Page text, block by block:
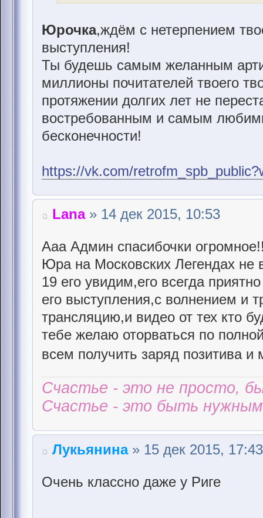
Юрочка,ждём с нетерпением
выступления!
Ты будешь самым желанным
миллионы почитателей твоего
протяжении долгих лет не
востребованным и самым
бесконечности!
https://vk.com/
Lana» 14 дек 2015, 10:53
Ааа Админ спасибочки
Юра на Московских Легендах не
19 его увидим,его всегда
его выступления,с волнением и
трансляцию,и видео от тех кто
тебе желаю оторваться по
всем получить заряд позитива
Счастье - это не просто,
Счастье - это быть
Лукьянина» 15 дек 2015, 17:43
Очень классно даже у Риге